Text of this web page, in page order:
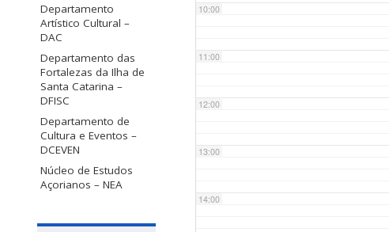
Departamento
Artístico Cultural –
DAC
Departamento das
Fortalezas da Ilha de
Santa Catarina –
DFISC
Departamento de
Cultura e Eventos –
DCEVEN
Núcleo de Estudos
Açorianos – NEA
10:00
11:00
12:00
13:00
14:00